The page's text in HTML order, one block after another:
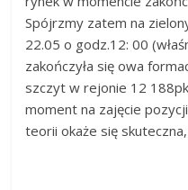
Spójrzmy zatem na
22.05 o godz.12: 00
zakończyła się owa
szczyt w rejonie 12
moment na zajęcie
teorii okaże się